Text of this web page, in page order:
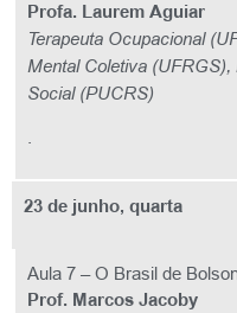
Profa. Laurem Aguiar
Terapeuta Ocupacional
Mental Coletiva
Social (PUCRS)
23 de junho, quarta
Aula 7 – O Brasil de
Prof. Marcos Jacoby